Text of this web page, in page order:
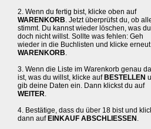
2. Wenn du fertig bist, klicke oben auf
WARENKORB. Jetzt überprüfst du, ob
stimmt. Du kannst wieder löschen, was du
doch nicht willst. Sollte was fehlen: Geh
wieder in die Buchlisten und klicke
WARENKORB.
3. Wenn die Liste im Warenkorb genau
ist, was du willst, klicke auf BESTELLEN
gib deine Daten ein. Dann klickst du auf
WEITER.
4. Bestätige, dass du über 18 bist und
dann auf EINKAUF ABSCHLIESSEN .